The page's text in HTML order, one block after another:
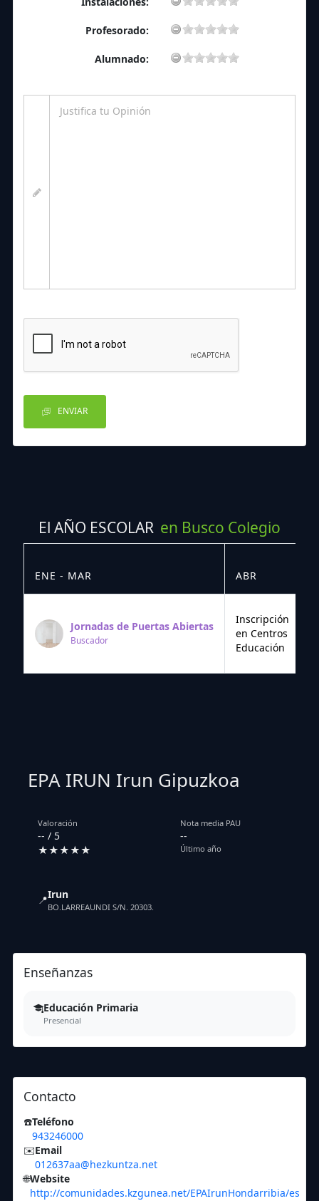
Profesorado:
Alumnado:
ENVIAR
El AÑO ESCOLAR en Busco Colegio
ENE - MAR ABR
Jornadas de Puertas Abiertas
Buscador
Inscripción
en Centros
Educación
EPA IRUN Irun Gipuzkoa
Valoración
-- / 5
★★★★★
Nota media PAU
--
Último año
📍Irun
BO.LARREAUNDI S/N. 20303.
Enseñanzas
Educación Primaria
Presencial
Contacto
☎️Teléfono
943246000
✉️Email
012637aa@hezkuntza.net
🌐Website
http://comunidades.kzgunea.net/EPAIrunHondarribia/es